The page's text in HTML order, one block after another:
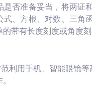
是否准备妥当，将两证
式、方根、对数、三
带有长度刻度或角度
利用手机、智能眼镜